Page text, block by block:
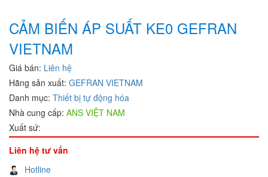
CẢM BIẾN ÁP SUẤT KE0 GEFRAN
VIETNAM
Giá bán: Liên hệ
Hãng sản xuất: GEFRAN VIETNAM
Danh mục: Thiết bị tự động hóa
Nhà cung cấp: ANS VIỆT NAM
Xuất sứ:
Liên hệ tư vấn
Hotline